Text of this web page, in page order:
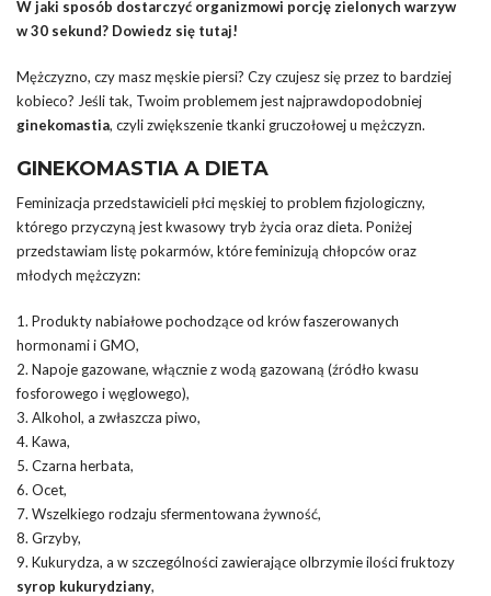
W jaki sposób dostarczyć organizmowi porcję zielonych warzyw
w 30 sekund? Dowiedz się tutaj!
Mężczyzno, czy masz męskie piersi? Czy czujesz się przez to bardziej
kobieco? Jeśli tak, Twoim problemem jest najprawdopodobniej
ginekomastia, czyli zwiększenie tkanki gruczołowej u mężczyzn.
GINEKOMASTIA A DIETA
Feminizacja przedstawicieli płci męskiej to problem fizjologiczny,
którego przyczyną jest kwasowy tryb życia oraz dieta. Poniżej
przedstawiam listę pokarmów, które feminizują chłopców oraz
młodych mężczyzn:
1. Produkty nabiałowe pochodzące od krów faszerowanych
hormonami i GMO,
2. Napoje gazowane, włącznie z wodą gazowaną (źródło kwasu
fosforowego i węglowego),
3. Alkohol, a zwłaszcza piwo,
4. Kawa,
5. Czarna herbata,
6. Ocet,
7. Wszelkiego rodzaju sfermentowana żywność,
8. Grzyby,
9. Kukurydza, a w szczególności zawierające olbrzymie ilości fruktozy
syrop kukurydziany,